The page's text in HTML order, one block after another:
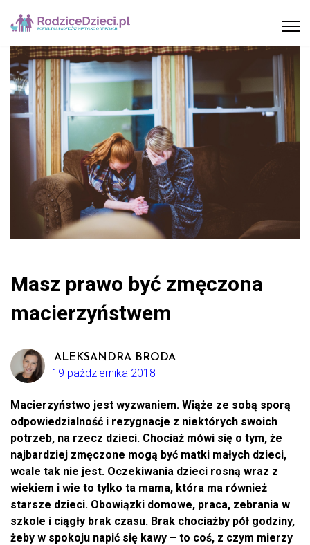
Masz prawo być zmęczona
macierzyństwem
ALEKSANDRA BRODA
19 października 2018
Macierzyństwo jest wyzwaniem. Wiąże ze sobą sporą
odpowiedzialność i rezygnacje z niektórych swoich
potrzeb, na rzecz dzieci. Chociaż mówi się o tym, że
najbardziej zmęczone mogą być matki małych dzieci,
wcale tak nie jest. Oczekiwania dzieci rosną wraz z
wiekiem i wie to tylko ta mama, która ma również
starsze dzieci. Obowiązki domowe, praca, zebrania w
szkole i ciągły brak czasu. Brak chociażby pół godziny,
żeby w spokoju napić się kawy – to coś, z czym mierzy